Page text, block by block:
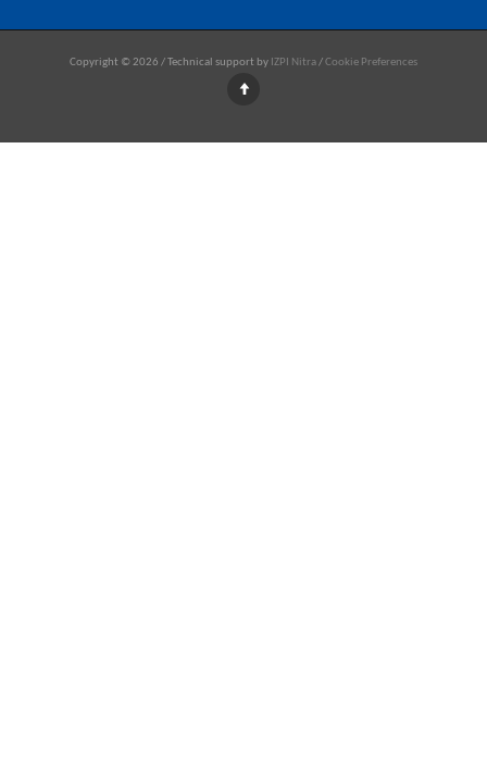
Copyright © 2026 / Technical support by IZPI Nitra/Cookie Preferences